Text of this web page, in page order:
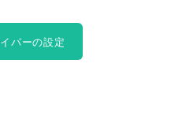
パーの設定